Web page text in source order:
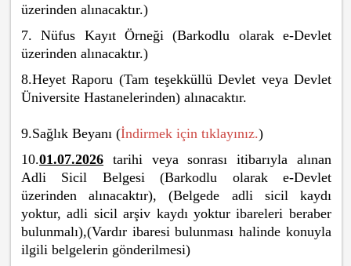
üzerinden alınacaktır.)
7. Nüfus Kayıt Örneği (Barkodlu olarak e-Devlet
üzerinden alınacaktır.)
8.Heyet Raporu (Tam teşekküllü Devlet veya Devlet
Üniversite Hastanelerinden) alınacaktır.
9.Sağlık Beyanı (İndirmek için tıklayınız.)
10.01.07.2026 tarihi veya sonrası itibarıyla alınan
Adli Sicil Belgesi (Barkodlu olarak e-Devlet
üzerinden alınacaktır), (Belgede adli sicil kaydı
yoktur, adli sicil arşiv kaydı yoktur ibareleri beraber
bulunmalı),(Vardır ibaresi bulunması halinde konuyla
ilgili belgelerin gönderilmesi)